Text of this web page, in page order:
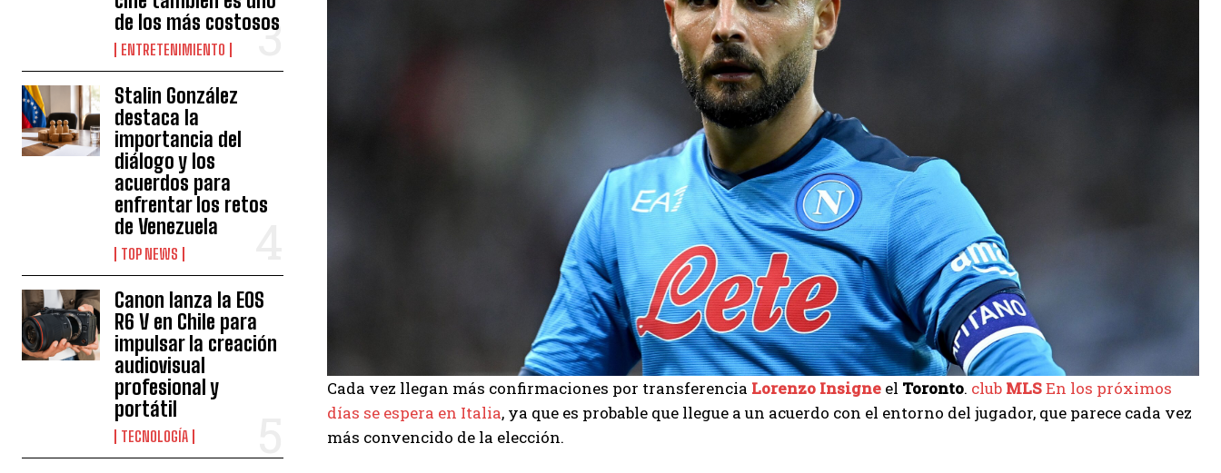
de los más costosos
ENTRETENIMIENTO
Stalin González
destaca la
importancia del
diálogo y los
acuerdos para
enfrentar los retos
de Venezuela
TOP NEWS
Canon lanza la EOS
R6 V en Chile para
impulsar la creación
audiovisual
profesional y
portátil
TECNOLOGÍA
Cada vez llegan más confirmaciones por transferencia Lorenzo Insigne el Toronto. club MLSEn los próximos
días se espera en Italia, ya que es probable que llegue a un acuerdo con el entorno del jugador, que parece cada vez
más convencido de la elección.